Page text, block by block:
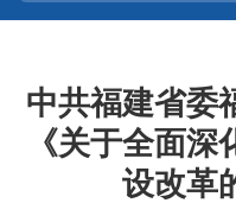
中共福建省委
《关于全面
设改革